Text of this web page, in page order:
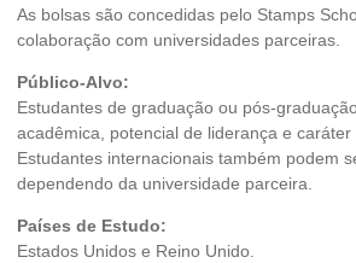
As bolsas são concedidas pelo Stamps
colaboração com universidades parceiras.
Público-Alvo:
Estudantes de graduação ou pós-
acadêmica, potencial de liderança e caráter
Estudantes internacionais também podem
dependendo da universidade parceira.
Países de Estudo:
Estados Unidos e Reino Unido.